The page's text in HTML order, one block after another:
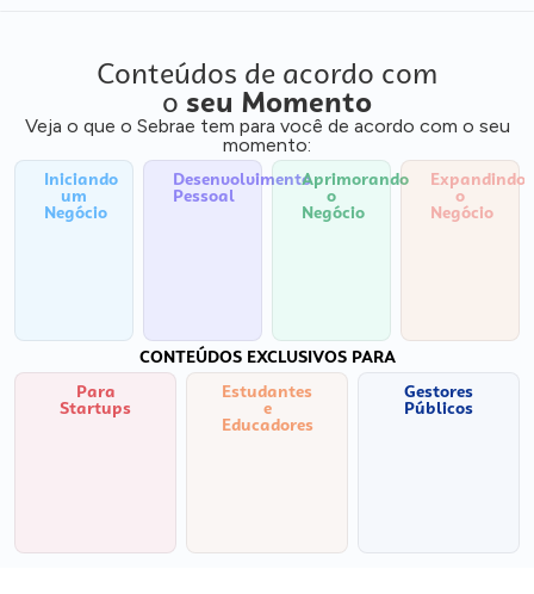
Conteúdos de acordo com
o seu Momento
Veja o que o Sebrae tem para você de acordo com o seu
momento:
Iniciando
um
Negócio
Desenvolvimento
Pessoal
Aprimorando
o
Negócio
Expandindo
o
Negócio
CONTEÚDOS EXCLUSIVOS PARA
Para
Startups
Estudantes
e
Educadores
Gestores
Públicos